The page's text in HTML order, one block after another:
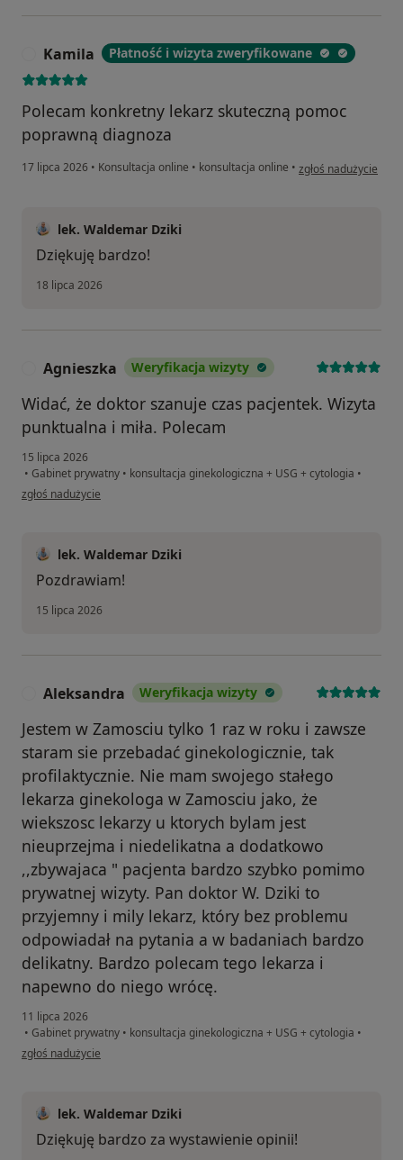
Kamila Płatność i wizyta zweryfikowane
Polecam konkretny lekarz skuteczną pomoc
poprawną diagnoza
17 lipca 2026 • Konsultacja online • konsultacja online • w opinii użytkownika
zgłoś nadużycie
lek. Waldemar Dziki
Dziękuję bardzo!
18 lipca 2026
Agnieszka Weryfikacja wizyty
Widać, że doktor szanuje czas pacjentek. Wizyta
punktualna i miła. Polecam
15 lipca 2026
• Gabinet prywatny • konsultacja ginekologiczna + USG + cytologia •
w opinii użytkownika Agnieszka
zgłoś nadużycie
lek. Waldemar Dziki
Pozdrawiam!
15 lipca 2026
Aleksandra Weryfikacja wizyty
Jestem w Zamosciu tylko 1 raz w roku i zawsze
staram sie przebadać ginekologicznie, tak
profilaktycznie. Nie mam swojego stałego
lekarza ginekologa w Zamosciu jako, że
wiekszosc lekarzy u ktorych bylam jest
nieuprzejma i niedelikatna a dodatkowo
,,zbywajaca " pacjenta bardzo szybko pomimo
prywatnej wizyty. Pan doktor W. Dziki to
przyjemny i mily lekarz, który bez problemu
odpowiadał na pytania a w badaniach bardzo
delikatny. Bardzo polecam tego lekarza i
napewno do niego wrócę.
11 lipca 2026
• Gabinet prywatny • konsultacja ginekologiczna + USG + cytologia •
w opinii użytkownika Aleksandra
zgłoś nadużycie
lek. Waldemar Dziki
Dziękuję bardzo za wystawienie opinii!